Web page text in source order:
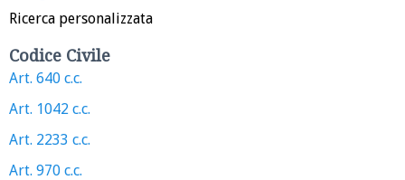
Ricerca personalizzata
Codice Civile
Art. 640 c.c.
Art. 1042 c.c.
Art. 2233 c.c.
Art. 970 c.c.